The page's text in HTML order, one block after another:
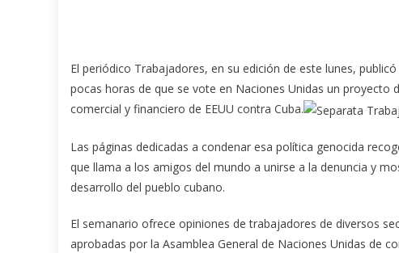
El periódico Trabajadores, en su edición de este lunes,
pocas horas de que se vote en Naciones Unidas un
comercial y financiero de EEUU contra Cuba.
Las páginas dedicadas a condenar esa política genocida
que llama a los amigos del mundo a unirse a la denuncia y
desarrollo del pueblo cubano.
El semanario ofrece opiniones de trabajadores de diversos
aprobadas por la Asamblea General de Naciones Unidas de